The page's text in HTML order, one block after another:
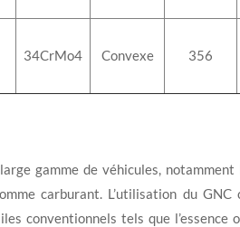
34CrMo4 Convexe 356
gamme de véhicules,
carburant. L’utilisation du GNC
conventionnels tels que l’essence